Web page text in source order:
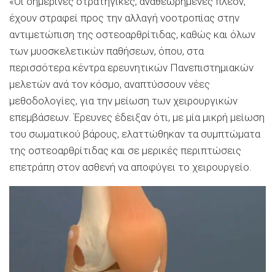
έχουν στραφεί προς την αλλαγή νοοτροπίας στην
αντιμετώπιση της οστεοαρθρίτιδας, καθώς και όλων
των μυοσκελετικών παθήσεων, όπου, στα
περισσότερα κέντρα ερευνητικών Πανεπιστημιακών
μελετών ανά τον κόσμο, αναπτύσσουν νέες
μεθοδολογίες, για την μείωση των χειρουργικών
επεμβάσεων. Έρευνες έδειξαν ότι, με μία μικρή μείωση
του σωματικού βάρους, ελαττώθηκαν τα συμπτώματα
της οστεοαρθρίτιδας και σε μερικές περιπτώσεις
επετράπη στον ασθενή να αποφύγει το χειρουργείο.